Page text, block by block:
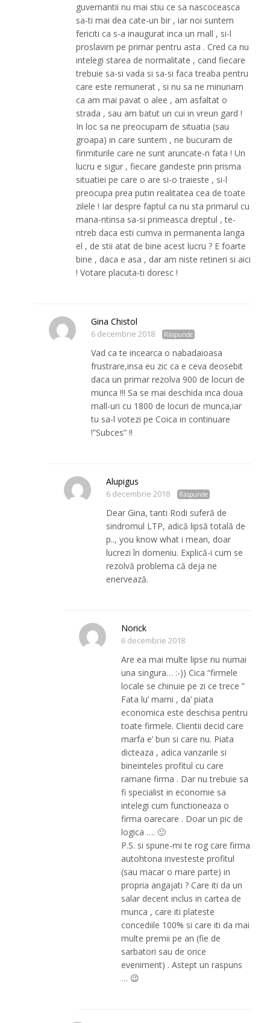
guvernantii nu mai stiu ce sa nascoceasca
sa-ti mai dea cate-un bir , iar noi suntem
fericiti ca s-a inaugurat inca un mall , si-l
proslavim pe primar pentru asta . Cred ca nu
intelegi starea de normalitate , cand fiecare
trebuie sa-si vada si sa-si faca treaba pentru
care este remunerat , si nu sa ne minunam
ca am mai pavat o alee , am asfaltat o
strada , sau am batut un cui in vreun gard !
In loc sa ne preocupam de situatia (sau
groapa) in care suntem , ne bucuram de
firimiturile care ne sunt aruncate-n fata ! Un
lucru e sigur , fiecare gandeste prin prisma
situatiei pe care o are si-o traieste , si-l
preocupa prea putin realitatea cea de toate
zilele ! Iar despre faptul ca nu sta primarul cu
mana-ntinsa sa-si primeasca dreptul , te-
ntreb daca esti cumva in permanenta langa
el , de stii atat de bine acest lucru ? E foarte
bine , daca e asa , dar am niste retineri si aici
! Votare placuta-ti doresc !
Gina Chistol
6 decembrie 2018 Răspunde
Vad ca te incearca o nabadaioasa
frustrare,insa eu zic ca e ceva deosebit
daca un primar rezolva 900 de locuri de
munca !!! Sa se mai deschida inca doua
mall-uri cu 1800 de locuri de munca,iar
tu sa-l votezi pe Coica in continuare
!”Subces” !!
Alupigus
6 decembrie 2018 Răspunde
Dear Gina, tanti Rodi suferă de
sindromul LTP, adică lipsă totală de
p.., you know what i mean, doar
lucrezi în domeniu. Explică-i cum se
rezolvă problema că deja ne
enervează.
Norick
6 decembrie 2018
Are ea mai multe lipse nu numai
una singura… :-)) Cica “firmele
locale se chinuie pe zi ce trece ”
Fata lu’ mami , da’ piata
economica este deschisa pentru
toate firmele. Clientii decid care
marfa e’ bun si care nu. Piata
dicteaza , adica vanzarile si
bineinteles profitul cu care
ramane firma . Dar nu trebuie sa
fi specialist in economie sa
intelegi cum functioneaza o
firma oarecare . Doar un pic de
logica …. 🙂
P.S. si spune-mi te rog care firma
autohtona investeste profitul
(sau macar o mare parte) in
propria angajati ? Care iti da un
salar decent inclus in cartea de
munca , care iti plateste
concediile 100% si care iti da mai
multe premii pe an (fie de
sarbatori sau de orice
eveniment) . Astept un raspuns
… 😉